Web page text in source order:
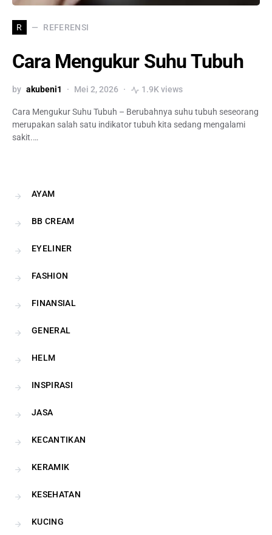
R REFERENSI
Cara Mengukur Suhu Tubuh
by akubeni1 Mei 2, 2026 1.9K views
Cara Mengukur Suhu Tubuh – Berubahnya suhu tubuh seseorang
merupakan salah satu indikator tubuh kita sedang mengalami
sakit.…
AYAM
BB CREAM
EYELINER
FASHION
FINANSIAL
GENERAL
HELM
INSPIRASI
JASA
KECANTIKAN
KERAMIK
KESEHATAN
KUCING